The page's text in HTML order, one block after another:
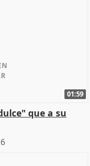
01:59
que a su